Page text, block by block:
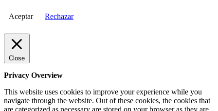
Aceptar Rechazar
Close
Privacy Overview
This website uses cookies to improve your experience while you
navigate through the website. Out of these cookies, the cookies that